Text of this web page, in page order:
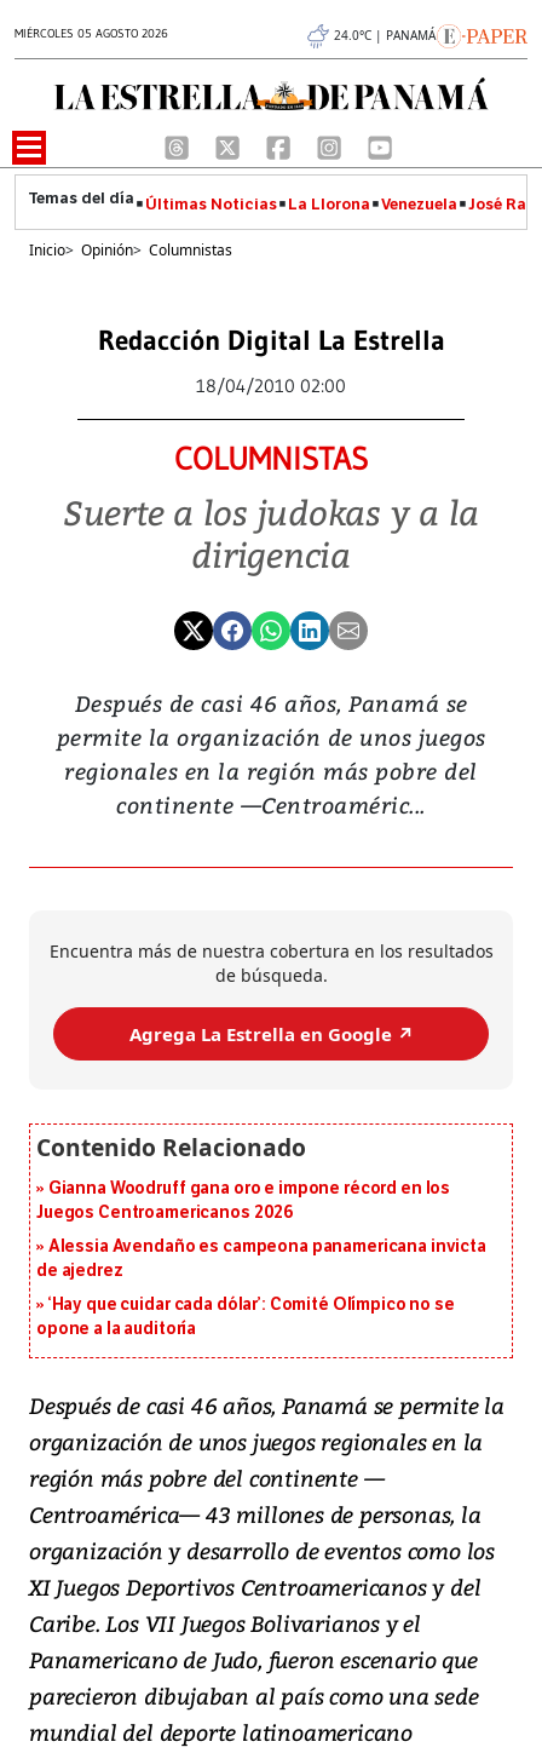
MIÉRCOLES 05 AGOSTO 2026 24.0°C | PANAMÁ
Últimas Noticias La Llorona Venezuela José
Inicio> Opinión> Columnistas
Redacción Digital La Estrella
18/04/2010 02:00
COLUMNISTAS
Suerte a los judokas y a la
dirigencia
Después de casi 46 años, Panamá se
permite la organización de unos juegos
regionales en la región más pobre del
continente —Centroaméric...
Encuentra más de nuestra cobertura en los resultados
de búsqueda.
Agrega La Estrella en Google ↗️
Gianna Woodruff gana oro e impone récord en los
Juegos Centroamericanos 2026
Alessia Avendaño es campeona panamericana invicta
de ajedrez
‘Hay que cuidar cada dólar’: Comité Olímpico no se
opone a la auditoría
Después de casi 46 años, Panamá se permite la
organización de unos juegos regionales en la
región más pobre del continente —
Centroamérica— 43 millones de personas, la
organización y desarrollo de eventos como los
XI Juegos Deportivos Centroamericanos y del
Caribe. Los VII Juegos Bolivarianos y el
Panamericano de Judo, fueron escenario que
parecieron dibujaban al país como una sede
mundial del deporte latinoamericano